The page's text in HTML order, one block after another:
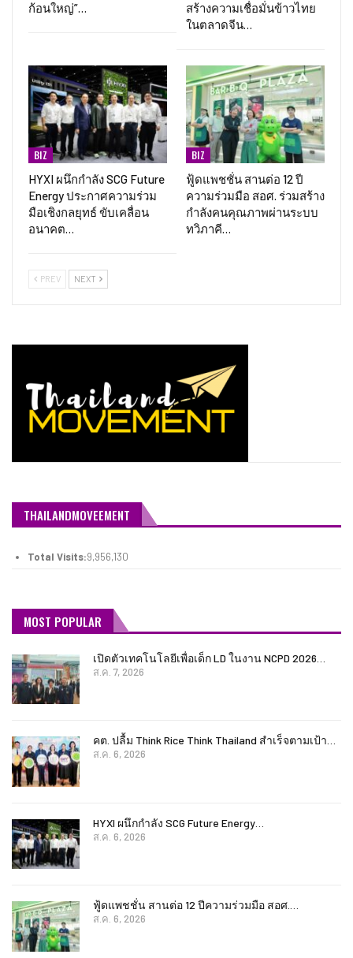
ก้อนใหญ่”…
สร้างความเชื่อมั่นข้าวไทย
ในตลาดจีน…
BIZ
HYXI ผนึกกำลัง SCG Future
Energy ประกาศความร่วม
มือเชิงกลยุทธ์ ขับเคลื่อน
อนาคต…
BIZ
ฟู้ดแพชชั่น สานต่อ 12 ปี
ความร่วมมือ สอศ. ร่วมสร้าง
กำลังคนคุณภาพผ่านระบบ
ทวิภาคี…
PREV NEXT
THAILANDMOVEEMENT
Total Visits:9,956,130
MOST POPULAR
เปิดตัวเทคโนโลยีเพื่อเด็ก LD ในงาน NCPD 2026…
ส.ค. 7, 2026
คต. ปลื้ม Think Rice Think Thailand สำเร็จตามเป้า…
ส.ค. 6, 2026
HYXI ผนึกกำลัง SCG Future Energy…
ส.ค. 6, 2026
ฟู้ดแพชชั่น สานต่อ 12 ปีความร่วมมือ สอศ.…
ส.ค. 6, 2026